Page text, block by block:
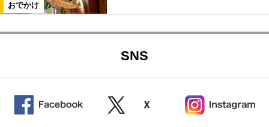
おでかけ
SNS